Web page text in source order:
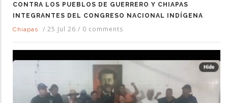
CONTRA LOS PUEBLOS DE GUERRERO Y CHIAPAS
INTEGRANTES DEL CONGRESO NACIONAL INDÍGENA
Chiapas
/ 25 Jul 26 / 0 comments